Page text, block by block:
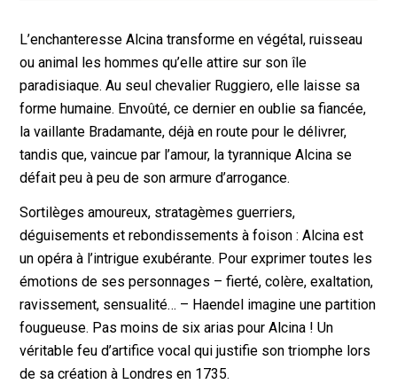
L’enchanteresse Alcina transforme en végétal, ruisseau
ou animal les hommes qu’elle attire sur son île
paradisiaque. Au seul chevalier Ruggiero, elle laisse sa
forme humaine. Envoûté, ce dernier en oublie sa fiancée,
la vaillante Bradamante, déjà en route pour le délivrer,
tandis que, vaincue par l’amour, la tyrannique Alcina se
défait peu à peu de son armure d’arrogance.
Sortilèges amoureux, stratagèmes guerriers,
déguisements et rebondissements à foison : Alcina est
un opéra à l’intrigue exubérante. Pour exprimer toutes les
émotions de ses personnages – fierté, colère, exaltation,
ravissement, sensualité… – Haendel imagine une partition
fougueuse. Pas moins de six arias pour Alcina ! Un
véritable feu d’artifice vocal qui justifie son triomphe lors
de sa création à Londres en 1735.